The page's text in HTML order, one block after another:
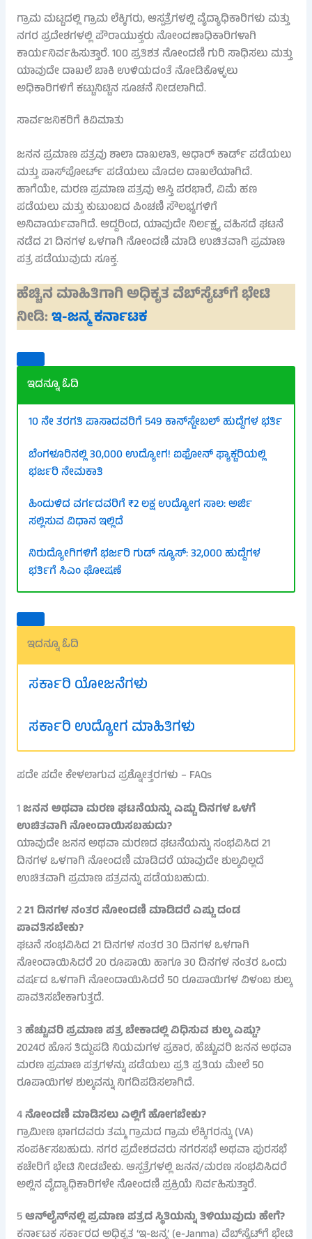
ಗ್ರಾಮ ಮಟ್ಟದಲ್ಲಿ ಗ್ರಾಮ ಲೆಕ್ಕಿಗರು, ಆಸ್ಪತ್ರೆಗಳಲ್ಲಿ ವೈದ್ಯಾಧಿಕಾರಿಗಳು ಮತ್ತು
ನಗರ ಪ್ರದೇಶಗಳಲ್ಲಿ ಪೌರಾಯುಕ್ತರು ನೋಂದಣಾಧಿಕಾರಿಗಳಾಗಿ
ಕಾರ್ಯನಿರ್ವಹಿಸುತ್ತಾರೆ. 100 ಪ್ರತಿಶತ ನೋಂದಣಿ ಗುರಿ ಸಾಧಿಸಲು ಮತ್ತು
ಯಾವುದೇ ದಾಖಲೆ ಬಾಕಿ ಉಳಿಯದಂತೆ ನೋಡಿಕೊಳ್ಳಲು
ಅಧಿಕಾರಿಗಳಿಗೆ ಕಟ್ಟುನಿಟ್ಟಿನ ಸೂಚನೆ ನೀಡಲಾಗಿದೆ.
ಸಾರ್ವಜನಿಕರಿಗೆ ಕಿವಿಮಾತು
ಜನನ ಪ್ರಮಾಣ ಪತ್ರವು ಶಾಲಾ ದಾಖಲಾತಿ, ಆಧಾರ್ ಕಾರ್ಡ್ ಪಡೆಯಲು
ಮತ್ತು ಪಾಸ್‌ಪೋರ್ಟ್ ಪಡೆಯಲು ಮೊದಲ ದಾಖಲೆಯಾಗಿದೆ.
ಹಾಗೆಯೇ, ಮರಣ ಪ್ರಮಾಣ ಪತ್ರವು ಆಸ್ತಿ ಪರಭಾರೆ, ವಿಮೆ ಹಣ
ಪಡೆಯಲು ಮತ್ತು ಕುಟುಂಬದ ಪಿಂಚಣಿ ಸೌಲಭ್ಯಗಳಿಗೆ
ಅನಿವಾರ್ಯವಾಗಿದೆ. ಆದ್ದರಿಂದ, ಯಾವುದೇ ನಿರ್ಲಕ್ಷ್ಯ ವಹಿಸದೆ ಘಟನೆ
ನಡೆದ 21 ದಿನಗಳ ಒಳಗಾಗಿ ನೋಂದಣಿ ಮಾಡಿ ಉಚಿತವಾಗಿ ಪ್ರಮಾಣ
ಪತ್ರ ಪಡೆಯುವುದು ಸೂಕ್ತ.
ಹೆಚ್ಚಿನ ಮಾಹಿತಿಗಾಗಿ ಅಧಿಕೃತ ವೆಬ್‌ಸೈಟ್‌ಗೆ ಭೇಟಿ
ನೀಡಿ:ಇ-ಜನ್ಮ ಕರ್ನಾಟಕ
ಇದನ್ನೂ ಓದಿ
10 ನೇ ತರಗತಿ ಪಾಸಾದವರಿಗೆ 549 ಕಾನ್‌ಸ್ಟೇಬಲ್ ಹುದ್ದೆಗಳ ಭರ್ತಿ
ಬೆಂಗಳೂರಿನಲ್ಲಿ 30,000 ಉದ್ಯೋಗ! ಐಫೋನ್ ಫ್ಯಾಕ್ಟರಿಯಲ್ಲಿ
ಭರ್ಜರಿ ನೇಮಕಾತಿ
ಹಿಂದುಳಿದ ವರ್ಗದವರಿಗೆ ₹2 ಲಕ್ಷ ಉದ್ಯೋಗ ಸಾಲ: ಅರ್ಜಿ
ಸಲ್ಲಿಸುವ ವಿಧಾನ ಇಲ್ಲಿದೆ
ನಿರುದ್ಯೋಗಿಗಳಿಗೆ ಭರ್ಜರಿ ಗುಡ್ ನ್ಯೂಸ್: 32,000 ಹುದ್ದೆಗಳ
ಭರ್ತಿಗೆ ಸಿಎಂ ಘೋಷಣೆ
ಇದನ್ನೂ ಓದಿ
ಸರ್ಕಾರಿ ಯೋಜನೆಗಳು
ಸರ್ಕಾರಿ ಉದ್ಯೋಗ ಮಾಹಿತಿಗಳು
ಪದೇ ಪದೇ ಕೇಳಲಾಗುವ ಪ್ರಶ್ನೋತ್ತರಗಳು – FAQs
1ಜನನ ಅಥವಾ ಮರಣ ಘಟನೆಯನ್ನು ಎಷ್ಟು ದಿನಗಳ ಒಳಗೆ
ಉಚಿತವಾಗಿ ನೋಂದಾಯಿಸಬಹುದು?
ಯಾವುದೇ ಜನನ ಅಥವಾ ಮರಣದ ಘಟನೆಯನ್ನು ಸಂಭವಿಸಿದ 21
ದಿನಗಳ ಒಳಗಾಗಿ ನೋಂದಣಿ ಮಾಡಿದರೆ ಯಾವುದೇ ಶುಲ್ಕವಿಲ್ಲದೆ
ಉಚಿತವಾಗಿ ಪ್ರಮಾಣ ಪತ್ರವನ್ನು ಪಡೆಯಬಹುದು.
221 ದಿನಗಳ ನಂತರ ನೋಂದಣಿ ಮಾಡಿದರೆ ಎಷ್ಟು ದಂಡ
ಪಾವತಿಸಬೇಕು?
ಘಟನೆ ಸಂಭವಿಸಿದ 21 ದಿನಗಳ ನಂತರ 30 ದಿನಗಳ ಒಳಗಾಗಿ
ನೋಂದಾಯಿಸಿದರೆ 20 ರೂಪಾಯಿ ಹಾಗೂ 30 ದಿನಗಳ ನಂತರ ಒಂದು
ವರ್ಷದ ಒಳಗಾಗಿ ನೋಂದಾಯಿಸಿದರೆ 50 ರೂಪಾಯಿಗಳ ವಿಳಂಬ ಶುಲ್ಕ
ಪಾವತಿಸಬೇಕಾಗುತ್ತದೆ.
3ಹೆಚ್ಚುವರಿ ಪ್ರಮಾಣ ಪತ್ರ ಬೇಕಾದಲ್ಲಿ ವಿಧಿಸುವ ಶುಲ್ಕ ಎಷ್ಟು?
2024ರ ಹೊಸ ತಿದ್ದುಪಡಿ ನಿಯಮಗಳ ಪ್ರಕಾರ, ಹೆಚ್ಚುವರಿ ಜನನ ಅಥವಾ
ಮರಣ ಪ್ರಮಾಣ ಪತ್ರಗಳನ್ನು ಪಡೆಯಲು ಪ್ರತಿ ಪ್ರತಿಯ ಮೇಲೆ 50
ರೂಪಾಯಿಗಳ ಶುಲ್ಕವನ್ನು ನಿಗದಿಪಡಿಸಲಾಗಿದೆ.
4ನೋಂದಣಿ ಮಾಡಿಸಲು ಎಲ್ಲಿಗೆ ಹೋಗಬೇಕು?
ಗ್ರಾಮೀಣ ಭಾಗದವರು ತಮ್ಮ ಗ್ರಾಮದ ಗ್ರಾಮ ಲೆಕ್ಕಿಗರನ್ನು (VA)
ಸಂಪರ್ಕಿಸಬಹುದು. ನಗರ ಪ್ರದೇಶದವರು ನಗರಸಭೆ ಅಥವಾ ಪುರಸಭೆ
ಕಚೇರಿಗೆ ಭೇಟಿ ನೀಡಬೇಕು. ಆಸ್ಪತ್ರೆಗಳಲ್ಲಿ ಜನನ/ಮರಣ ಸಂಭವಿಸಿದರೆ
ಅಲ್ಲಿನ ವೈದ್ಯಾಧಿಕಾರಿಗಳೇ ನೋಂದಣಿ ಪ್ರಕ್ರಿಯೆ ನಿರ್ವಹಿಸುತ್ತಾರೆ.
5ಆನ್‌ಲೈನ್‌ನಲ್ಲಿ ಪ್ರಮಾಣ ಪತ್ರದ ಸ್ಥಿತಿಯನ್ನು ತಿಳಿಯುವುದು ಹೇಗೆ?
ಕರ್ನಾಟಕ ಸರ್ಕಾರದ ಅಧಿಕೃತ ‘ಇ-ಜನ್ಮ’ (e-Janma) ವೆಬ್‌ಸೈಟ್‌ಗೆ ಭೇಟಿ